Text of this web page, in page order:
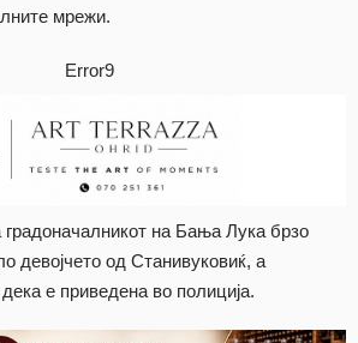
мрежи.
Error9
на Бања Лука брзо
девојчето од Станивуковиќ, а
е приведена во полиција.